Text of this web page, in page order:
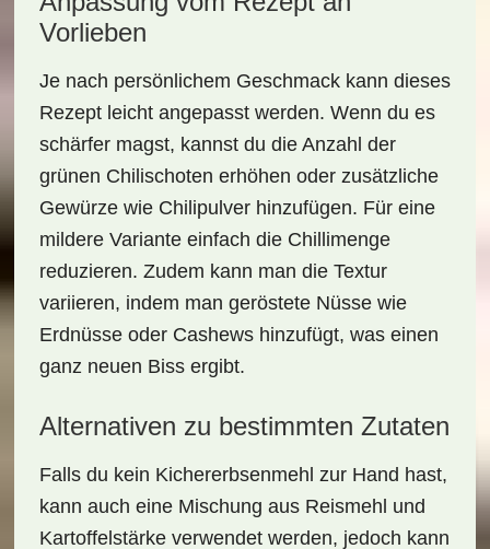
Vorlieben
Je nach persönlichem Geschmack kann dieses
Rezept leicht angepasst werden. Wenn du es
schärfer magst, kannst du die Anzahl der
grünen Chilischoten erhöhen oder zusätzliche
Gewürze wie Chilipulverhinzufügen. Für eine
mildere Variante einfach die Chillimenge
reduzieren. Zudem kann man die Textur
variieren, indem man geröstete Nüsse wie
Erdnüsse oder Cashews hinzufügt, was einen
ganz neuen Biss ergibt.
Alternativen zu bestimmten Zutaten
Falls du kein Kichererbsenmehl zur Hand hast,
kann auch eine Mischung aus Reismehl und
Kartoffelstärke verwendet werden, jedoch kann